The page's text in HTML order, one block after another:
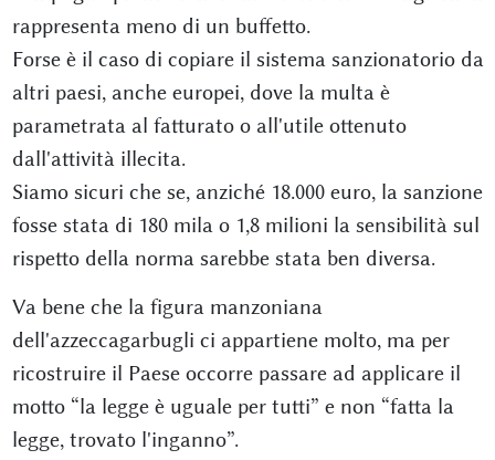
rappresenta meno di un buffetto.
Forse è il caso di copiare il sistema sanzionatorio da
altri paesi, anche europei, dove la multa è
parametrata al fatturato o all'utile ottenuto
dall'attività illecita.
Siamo sicuri che se, anziché 18.000 euro, la sanzione
fosse stata di 180 mila o 1,8 milioni la sensibilità sul
rispetto della norma sarebbe stata ben diversa.
Va bene che la figura manzoniana
dell'azzeccagarbugli ci appartiene molto, ma per
ricostruire il Paese occorre passare ad applicare il
motto “la legge è uguale per tutti” e non “fatta la
legge, trovato l'inganno”.